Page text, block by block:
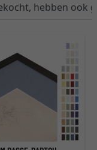
hebben ook